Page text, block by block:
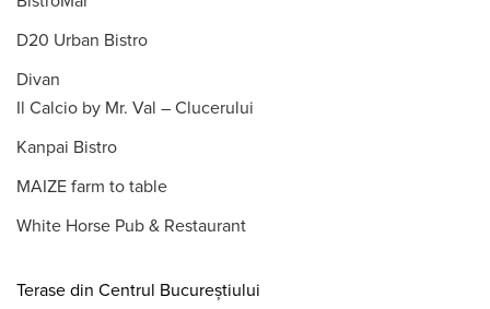
D20 Urban Bistro
Divan
Il Calcio by Mr. Val – Clucerului
Kanpai Bistro
MAIZE farm to table
White Horse Pub & Restaurant
Terase din Centrul Bucureștiului